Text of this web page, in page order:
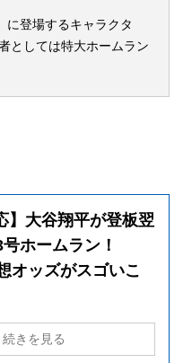
に登場するキャラクタ
としては特大ホームラン
】大谷翔平が登板翌
ホームラン！
オッズがスゴいこ
続きを見る